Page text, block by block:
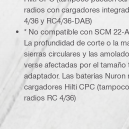
radios con cargadores
4/36 y RC4/36-DAB)
* No compatible con SCM 22-
La profundidad de corte o la
sierras circulares y las
verse afectadas por el
adaptador. Las baterías
cargadores Hilti CPC
radios RC 4/36)